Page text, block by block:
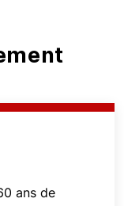
ans de